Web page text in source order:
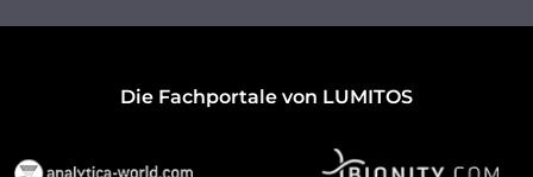
Die Fachportale von LUMITOS